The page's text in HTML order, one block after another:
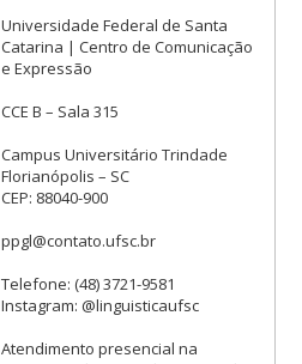
Universidade Federal de Santa
Catarina | Centro de Comunicação
e Expressão
CCE B – Sala 315
Campus Universitário Trindade
Florianópolis – SC
CEP: 88040-900
ppgl@contato.ufsc.br
Telefone: (48) 3721-9581
Instagram: @linguisticaufsc
Atendimento presencial na